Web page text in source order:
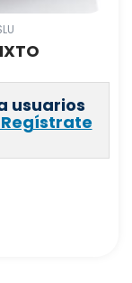
usuarios